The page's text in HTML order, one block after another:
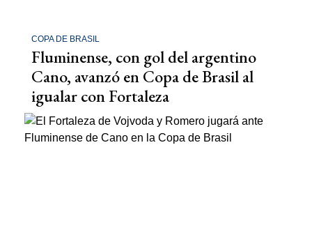
COPA DE BRASIL
Fluminense, con gol del argentino
Cano, avanzó en Copa de Brasil al
igualar con Fortaleza